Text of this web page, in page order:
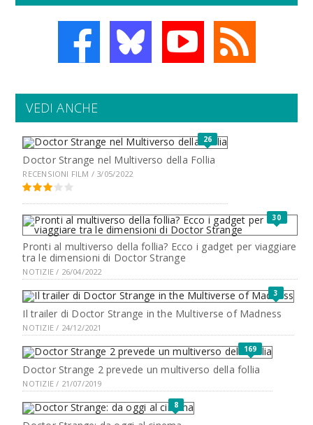
VEDI ANCHE
26
Doctor Strange nel Multiverso della Follia
RECENSIONI FILM / 3/05/2022
30
Pronti al multiverso della follia? Ecco i gadget per viaggiare
tra le dimensioni di Doctor Strange
NOTIZIE / 26/04/2022
3
Il trailer di Doctor Strange in the Multiverse of Madness
NOTIZIE / 24/12/2021
169
Doctor Strange 2 prevede un multiverso della follia
NOTIZIE / 21/07/2019
8